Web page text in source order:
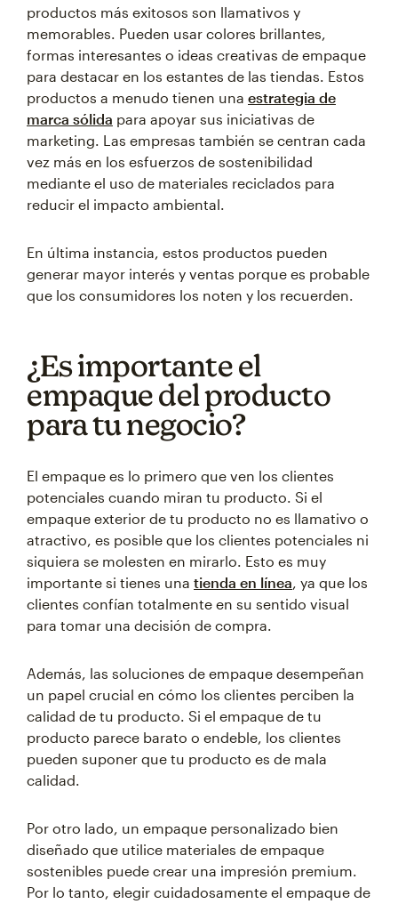
productos más exitosos son llamativos y
memorables. Pueden usar colores brillantes,
formas interesantes o ideas creativas de empaque
para destacar en los estantes de las tiendas. Estos
productos a menudo tienen una estrategia de
marca sólida para apoyar sus iniciativas de
marketing. Las empresas también se centran cada
vez más en los esfuerzos de sostenibilidad
mediante el uso de materiales reciclados para
reducir el impacto ambiental.
En última instancia, estos productos pueden
generar mayor interés y ventas porque es probable
que los consumidores los noten y los recuerden.
¿Es importante el
empaque del producto
para tu negocio?
El empaque es lo primero que ven los clientes
potenciales cuando miran tu producto. Si el
empaque exterior de tu producto no es llamativo o
atractivo, es posible que los clientes potenciales ni
siquiera se molesten en mirarlo. Esto es muy
importante si tienes una tienda en línea, ya que los
clientes confían totalmente en su sentido visual
para tomar una decisión de compra.
Además, las soluciones de empaque desempeñan
un papel crucial en cómo los clientes perciben la
calidad de tu producto. Si el empaque de tu
producto parece barato o endeble, los clientes
pueden suponer que tu producto es de mala
calidad.
Por otro lado, un empaque personalizado bien
diseñado que utilice materiales de empaque
sostenibles puede crear una impresión premium.
Por lo tanto, elegir cuidadosamente el empaque de